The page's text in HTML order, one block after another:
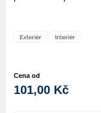
Cena od
101,00 Kč